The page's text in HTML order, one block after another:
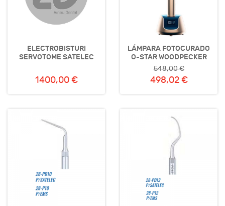
ELECTROBISTURI
SERVOTOME SATELEC
1400,00 €
LÁMPARA FOTOCURADO
O-STAR WOODPECKER
548,00 €
498,02 €